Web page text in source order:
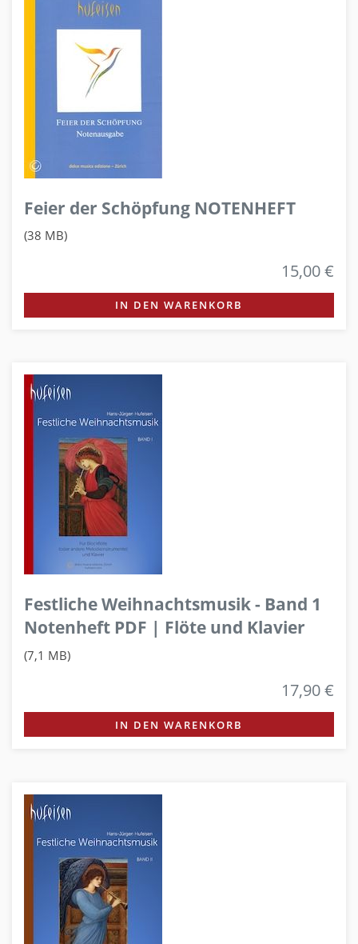
Feier der Schöpfung NOTENHEFT
(38 MB)
15,00 €
IN DEN WARENKORB
Festliche Weihnachtsmusik - Band 1
Notenheft PDF | Flöte und Klavier
(7,1 MB)
17,90 €
IN DEN WARENKORB